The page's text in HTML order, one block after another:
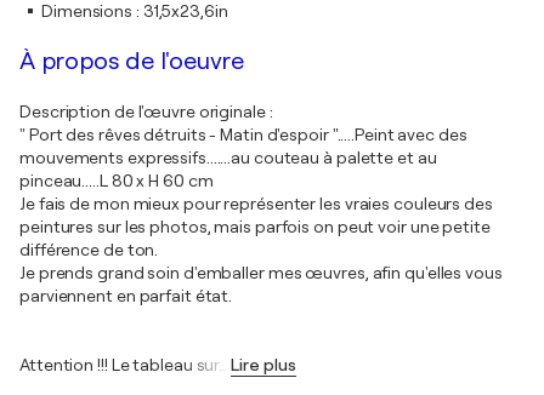
Dimensions : 31,5x23,6in
À propos de l'oeuvre
Description de l'œuvre originale :
" Port des rêves détruits - Matin d'espoir ".....Peint avec des
mouvements expressifs.......au couteau à palette et au
pinceau.....L 80 x H 60 cm
Je fais de mon mieux pour représenter les vraies couleurs des
peintures sur les photos, mais parfois on peut voir une petite
différence de ton.
Je prends grand soin d'emballer mes œuvres, afin qu'elles vous
parviennent en parfait état.
Attention !!! Le tableau sur… Lire plus